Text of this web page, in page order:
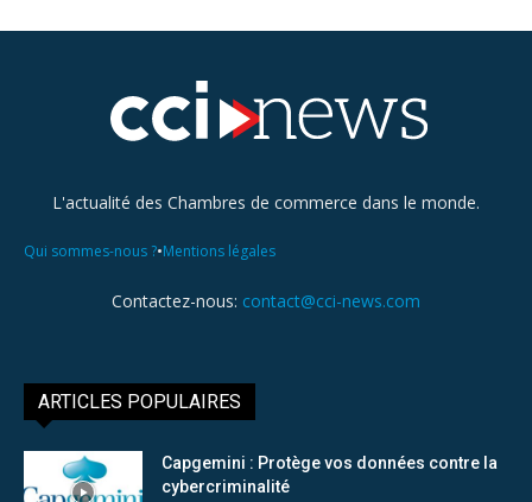
L'actualité des Chambres de commerce dans le monde.
Qui sommes-nous ?•Mentions légales
Contactez-nous: contact@cci-news.com
ARTICLES POPULAIRES
Capgemini : Protège vos données contre la
cybercriminalité